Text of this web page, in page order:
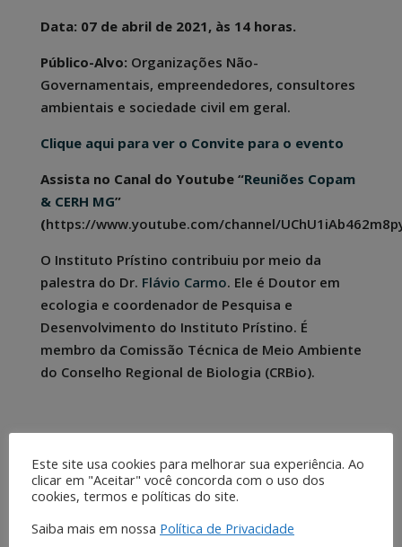
Data: 07 de abril de 2021, às 14 horas.
Público-Alvo: Organizações Não-
Governamentais, empreendedores, consultores
ambientais e sociedade civil em geral.
Clique aqui para ver o Convite para o evento
Assista no Canal do Youtube “Reuniões Copam
& CERH MG”
(https://www.youtube.com/channel/
O Instituto Prístino contribuiu por meio da
palestra do Dr. Flávio Carmo. Ele é Doutor em
ecologia e coordenador de Pesquisa e
Desenvolvimento do Instituto Prístino. É
membro da Comissão Técnica de Meio Ambiente
do Conselho Regional de Biologia (CRBio).
Diálogos com o Sisema assistindo o
vídeo abaixo:
(Atualizado em 07/04/2021)
Este site usa cookies para melhorar sua experiência. Ao
clicar em "Aceitar" você concorda com o uso dos
cookies, termos e políticas do site.
Saiba mais em nossa Política de Privacidade